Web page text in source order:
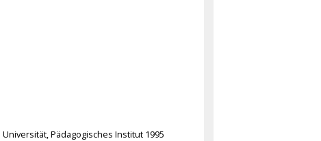
Pädagogisches Institut 1995